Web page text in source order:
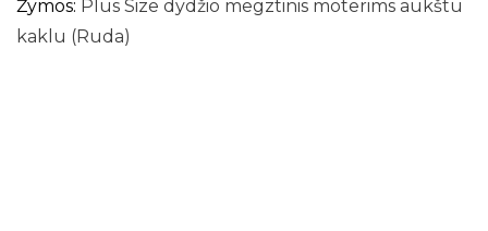
Žymos: Plus Size dydžio megztinis moterims aukštu
kaklu (Ruda)